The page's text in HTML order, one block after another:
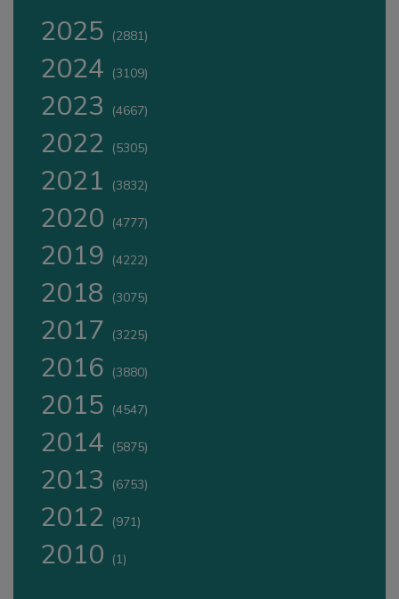
2025 (2881)
2024 (3109)
2023 (4667)
2022 (5305)
2021 (3832)
2020 (4777)
2019 (4222)
2018 (3075)
2017 (3225)
2016 (3880)
2015 (4547)
2014 (5875)
2013 (6753)
2012 (971)
2010 (1)